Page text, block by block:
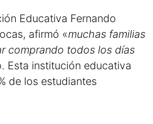
Educativa Fernando
afirmó «muchas familias
comprando todos los días
Esta institución educativa
de los estudiantes